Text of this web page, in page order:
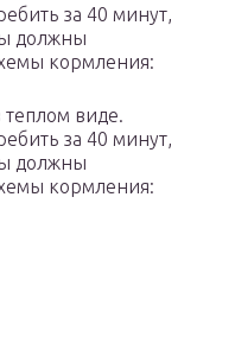
за 40 минут,
должны
кормления:
виде.
за 40 минут,
должны
кормления: